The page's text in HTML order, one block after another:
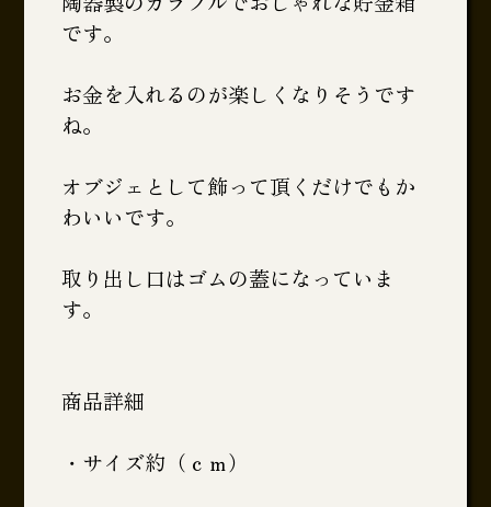
です。
お金を入れるのが楽しくなりそうです
ね。
オブジェとして飾って頂くだけでもか
わいいです。
取り出し口はゴムの蓋になっていま
す。
商品詳細
・サイズ約（ｃｍ）